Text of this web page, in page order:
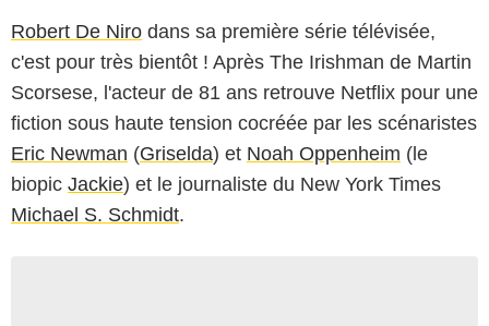
Robert De Niro dans sa première série télévisée,
c'est pour très bientôt ! Après The Irishman de Martin
Scorsese, l'acteur de 81 ans retrouve Netflix pour une
fiction sous haute tension cocréée par les scénaristes
Eric Newman (Griselda) et Noah Oppenheim (le
biopic Jackie) et le journaliste du New York Times
Michael S. Schmidt.